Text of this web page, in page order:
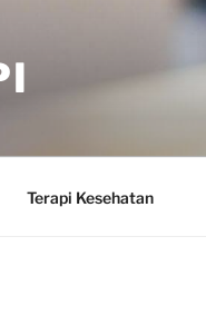
Terapi Kesehatan